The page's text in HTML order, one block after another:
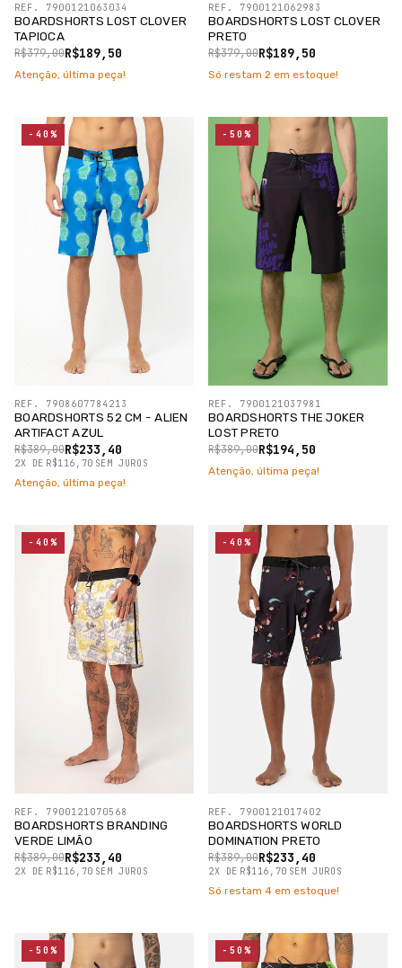
BOARDSHORTS LOST CLOVER
TAPIOCA
R$189,50
R$379,00
REF. 7900121063034
Atenção, última peça!
BOARDSHORTS LOST CLOVER
PRETO
R$189,50
R$379,00
REF. 7900121062983
Só restam 2 em estoque!
BOARDSHORTS 52 CM - ALIEN
ARTIFACT AZUL
R$233,40
R$389,00
2X DE R$116,70 SEM JUROS
REF. 7908607784213
-40%
Atenção, última peça!
BOARDSHORTS THE JOKER
LOST PRETO
R$194,50
R$389,00
REF. 7900121037981
-50%
Atenção, última peça!
BOARDSHORTS BRANDING
VERDE LIMÃO
R$233,40
R$389,00
2X DE R$116,70 SEM JUROS
REF. 7900121070568
-40%
BOARDSHORTS WORLD
DOMINATION PRETO
R$233,40
R$389,00
2X DE R$116,70 SEM JUROS
REF. 7900121017402
-40%
Só restam 4 em estoque!
-50% -50%